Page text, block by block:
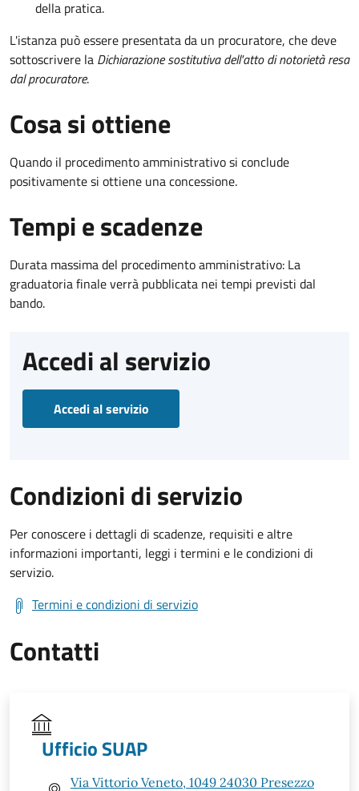
della pratica.
L'istanza può essere presentata da un procuratore, che deve
sottoscrivere la Dichiarazione sostitutiva dell'atto di notorietà resa
dal procuratore.
Cosa si ottiene
Quando il procedimento amministrativo si conclude
positivamente si ottiene una concessione.
Tempi e scadenze
Durata massima del procedimento amministrativo: La
graduatoria finale verrà pubblicata nei tempi previsti dal
bando.
Accedi al servizio
Accedi al servizio
Condizioni di servizio
Per conoscere i dettagli di scadenze, requisiti e altre
informazioni importanti, leggi i termini e le condizioni di
servizio.
Termini e condizioni di servizio
Contatti
Ufficio SUAP
Via Vittorio Veneto, 1049 24030 Presezzo